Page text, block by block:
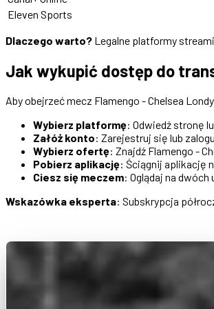
Eleven Sports
Dlaczego warto? Legalne platformy
Jak wykupić dostęp do
Aby obejrzeć mecz Flamengo - Chelsea
Wybierz platformę: Odwiedź stronę
Załóż konto: Zarejestruj się lub
Wybierz ofertę: Znajdź Flamengo -
Pobierz aplikację: Ściągnij aplikację
Ciesz się meczem: Oglądaj na dwóch
Wskazówka eksperta: Subskrypcja